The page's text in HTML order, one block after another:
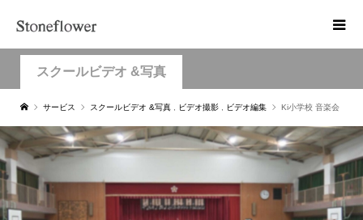
スクールビデオ &写真
サービス スクールビデオ &写真 ビデオ撮影 ビデオ編集 Ki小学校 音楽会